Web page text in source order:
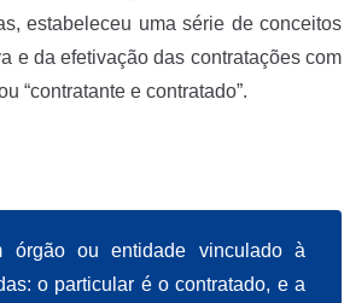
estabeleceu uma série de conceitos
e da efetivação das contratações com
“contratante e contratado”.
órgão ou entidade vinculado à
o particular é o contratado, e a